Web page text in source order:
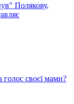
Полякову,
голос своєї мами?